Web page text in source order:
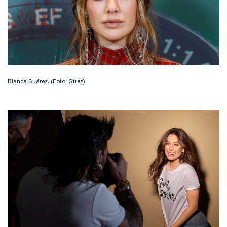
Blanca Suárez. (Foto: Gtres)